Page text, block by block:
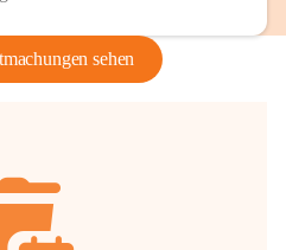
sehen